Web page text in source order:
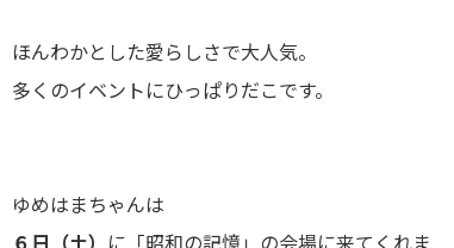
ほんわかとした愛らしさで大人気。
多くのイベントにひっぱりだこです。
ゆめはまちゃんは
６日（土） に「昭和の記憶」の会場に来てくれま